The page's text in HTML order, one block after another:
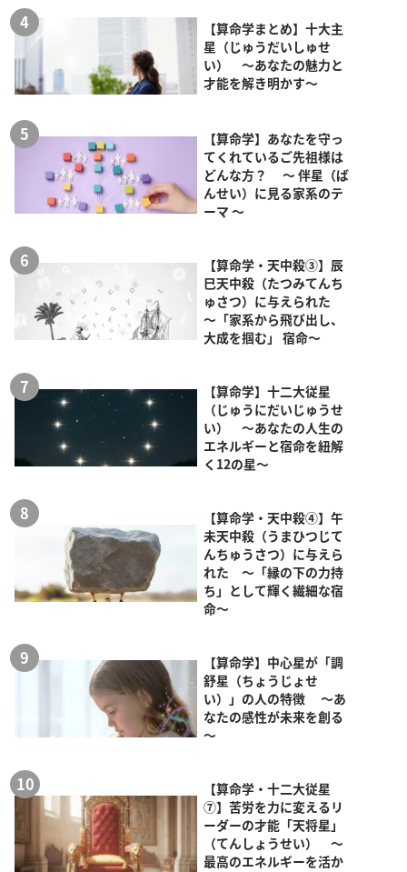
【算命学まとめ】十大主
星（じゅうだいしゅせ
い） ～あなたの魅力と
才能を解き明かす～
【算命学】あなたを守っ
てくれているご先祖様は
どんな方？ ～ 伴星（ば
んせい）に見る家系のテ
ーマ ～
【算命学・天中殺③】辰
巳天中殺（たつみてんち
ゅさつ）に与えられた
～「家系から飛び出し、
大成を掴む」 宿命～
【算命学】十二大従星
（じゅうにだいじゅうせ
い） ～あなたの人生の
エネルギーと宿命を紐解
く12の星～
【算命学・天中殺④】午
未天中殺（うまひつじて
んちゅうさつ）に与えら
れた ～「縁の下の力持
ち」として輝く繊細な宿
命～
【算命学】中心星が「調
舒星（ちょうじょせ
い）」の人の特徴 ～あ
なたの感性が未来を創る
～
【算命学・十二大従星
⑦】苦労を力に変えるリ
ーダーの才能「天将星」
（てんしょうせい） ～
最高のエネルギーを活か